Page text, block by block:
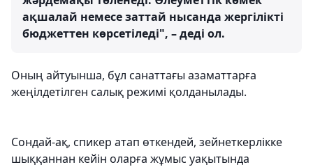
ақшалай немесе заттай нысанда жергілікті
бюджеттен көрсетіледі", – деді ол.
Оның айтуынша, бұл санаттағы азаматтарға
жеңілдетілген салық режимі қолданылады.
Сондай-ақ, спикер атап өткендей, зейнеткерлікке
шыққаннан кейін оларға жұмыс уақытында